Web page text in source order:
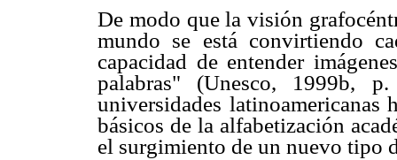
De modo que la visión
mundo se está convirtiendo
capacidad de entender
palabras" (Unesco, 1999b,
universidades
básicos de la alfabetización
el surgimiento de un nuevo tipo